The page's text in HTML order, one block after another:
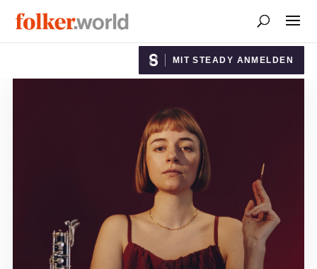
MIT STEADY ANMELDEN